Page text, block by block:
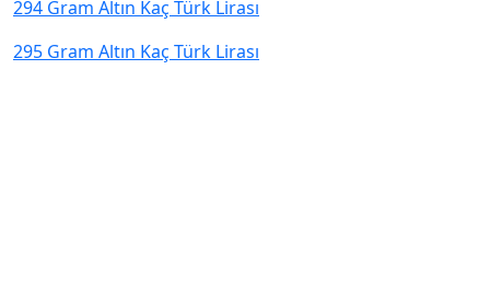
294 Gram Altın Kaç Türk Lirası
295 Gram Altın Kaç Türk Lirası